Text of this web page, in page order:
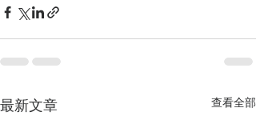
最新文章 查看全部